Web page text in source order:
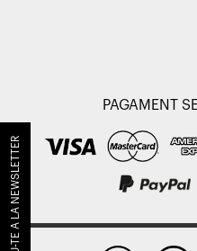
PAGAMENT
SUBSCRIU-TE A LA NEWSLETTER